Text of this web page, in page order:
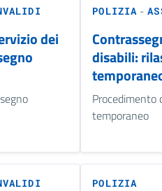
dei
POLIZIA -
disabili:
Procedimento
temporaneo
POLIZIA